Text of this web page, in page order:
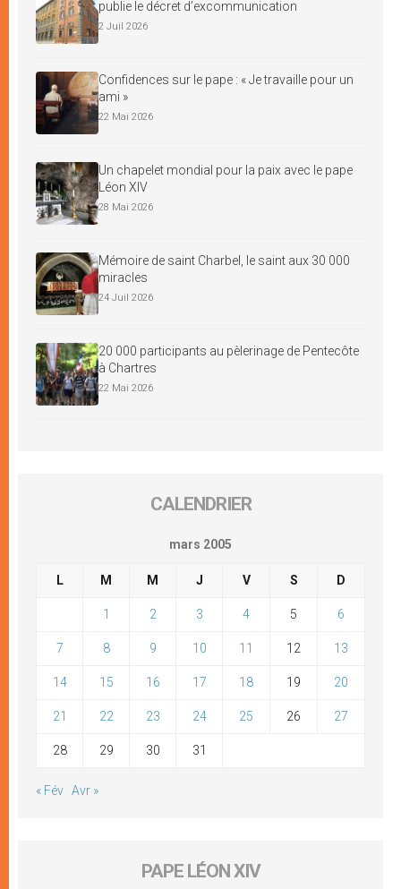
publie le décret d’excommunication
2 Juil 2026
Confidences sur le pape : « Je travaille pour un
ami »
22 Mai 2026
Un chapelet mondial pour la paix avec le pape
Léon XIV
28 Mai 2026
Mémoire de saint Charbel, le saint aux 30 000
miracles
24 Juil 2026
20 000 participants au pèlerinage de Pentecôte
à Chartres
22 Mai 2026
CALENDRIER
mars 2005
L M M J V S D
1 2 3 4 5 6
7 8 9 10 11 12 13
14 15 16 17 18 19 20
21 22 23 24 25 26 27
28 29 30 31
« Fév Avr »
PAPE LÉON XIV